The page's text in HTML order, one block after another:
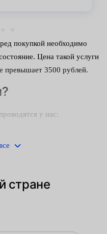
покупкой необходимо
Цена такой услуги
превышает 3500 рублей.
у нас:
стране